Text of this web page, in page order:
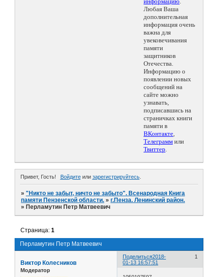
Любая Ваша
дополнительная
информация очень
важна для
увековечивания
памяти
защитников
Отечества.
Информацию о
появлении новых
сообщений на
сайте можно
узнавать,
подписавшись на
страничках книги
памяти в
ВКонтакте,
Телеграмм или
Твиттер.
Привет, Гость! Войдитеили зарегистрируйтесь.
»"Никто не забыт, ничто не забыто". Всенародная Книга
памяти Пензенской области. »г.Пенза. Ленинский район.
» Перламутин Петр Матвеевич
Перламутин Петр Матвеевич
Страница:1
Поделиться 1
2018-
01-13 16:57:51
Виктор Колесников
Модератор